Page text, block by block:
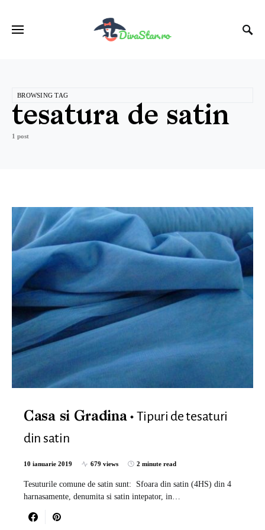
BROWSING TAG
tesatura de satin
1 post
Casa si Gradina
Tipuri de tesaturi
din satin
10 ianuarie 2019 679 views 2 minute read
Tesuturile comune de satin sunt: ​​ Sfoara din satin (4HS) din 4
harnasamente, denumita si satin intepator, in…